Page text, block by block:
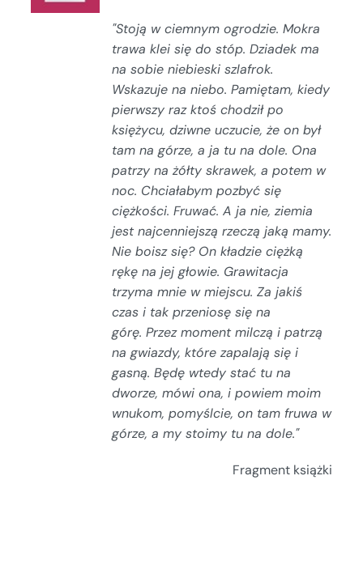
SZCZEGÓŁY
"Stoją w ciemnym ogrodzie. Mokra
trawa klei się do stóp. Dziadek ma
na sobie niebieski szlafrok.
Wskazuje na niebo.Pamiętam, kiedy
pierwszy raz ktoś chodził po
księżycu, dziwne uczucie, że on był
tam na górze, a ja tu na dole. Ona
patrzy na żółty skrawek, a potem w
noc. Chciałabym pozbyć się
ciężkości. Fruwać.A ja nie, ziemia
jest najcenniejszą rzeczą jaką mamy.
Nie boisz się? On kładzie ciężką
rękę na jej głowie. Grawitacja
trzyma mnie w miejscu. Za jakiś
czasi tak przeniosę się na
górę.Przez moment milczą i patrzą
na gwiazdy, które zapalają się i
gasną.Będę wtedy stać tu na
dworze, mówi ona, i powiem moim
wnukom, pomyślcie, on tam fruwa w
górze, a my stoimy tu na dole."
Fragment książki